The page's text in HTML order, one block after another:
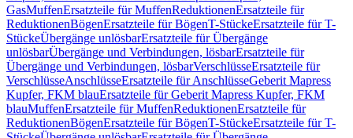
GasMuffenErsatzteile für MuffenReduktionenErsatzteile für
ReduktionenBögenErsatzteile für BögenT-StückeErsatzteile für T-
StückeÜbergänge unlösbarErsatzteile für Übergänge
unlösbarÜbergänge und Verbindungen, lösbarErsatzteile für
Übergänge und Verbindungen, lösbarVerschlüsseErsatzteile für
VerschlüsseAnschlüsseErsatzteile für AnschlüsseGeberit Mapress
Kupfer, FKM blauErsatzteile für Geberit Mapress Kupfer, FKM
blauMuffenErsatzteile für MuffenReduktionenErsatzteile für
ReduktionenBögenErsatzteile für BögenT-StückeErsatzteile für T-